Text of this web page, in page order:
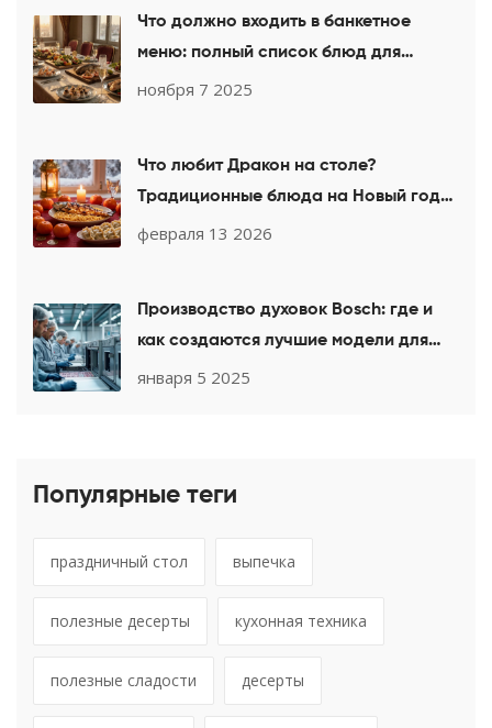
Что должно входить в банкетное
меню: полный список блюд для
праздничного стола
ноября 7 2025
Что любит Дракон на столе?
Традиционные блюда на Новый год
2025
февраля 13 2026
Производство духовок Bosch: где и
как создаются лучшие модели для
вашей кухни
января 5 2025
Популярные теги
праздничный стол выпечка
полезные десерты кухонная техника
полезные сладости десерты